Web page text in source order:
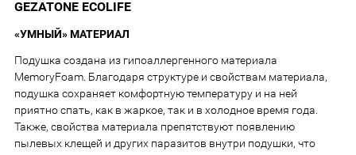
GEZATONE ECOLIFE
«УМНЫЙ» МАТЕРИАЛ
Подушка создана из гипоаллергенного материала
MemoryFoam. Благодаря структуре и свойствам материала,
подушка сохраняет комфортную температуру и на ней
приятно спать, как в жаркое, так и в холодное время года.
Также, свойства материала препятствуют появлению
пылевых клещей и других паразитов внутри подушки, что